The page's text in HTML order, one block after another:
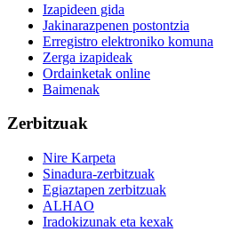
Izapideen gida
Jakinarazpenen postontzia
Erregistro elektroniko komuna
Zerga izapideak
Ordainketak online
Baimenak
Zerbitzuak
Nire Karpeta
Sinadura-zerbitzuak
Egiaztapen zerbitzuak
ALHAO
Iradokizunak eta kexak